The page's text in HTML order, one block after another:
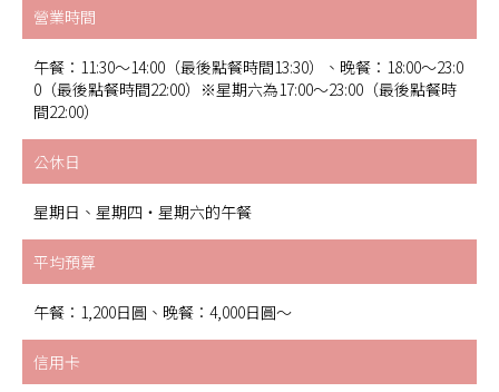
營業時間
午餐：11:30～14:00（最後點餐時間13:30）、晚餐：18:00～23:0
0（最後點餐時間22:00）※星期六為17:00～23:00（最後點餐時
間22:00）
公休日
星期日、星期四・星期六的午餐
平均預算
午餐：1,200日圓、晚餐：4,000日圓～
信用卡